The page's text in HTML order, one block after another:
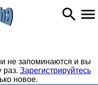
не запоминаются и вы
раз. Зарегистрируйтесь
новое.